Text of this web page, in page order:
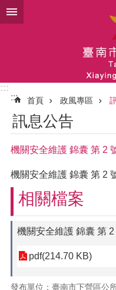
跳到主要內容區塊
:::
:::
首頁 政風專區
訊息公告
機關安全維護 錦囊 第 2
機關安全維護 錦囊 第 2
相關檔案
機關安全維護 錦囊 第 2
pdf(214.70 KB)
發布單位：臺南市下營區公